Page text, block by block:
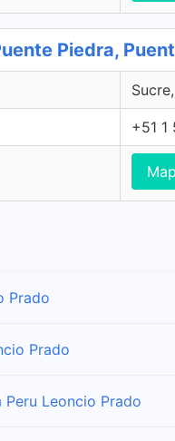
Piedra,
+51 1
Prado
Prado
Peru Leoncio Prado